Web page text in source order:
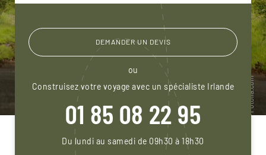
DEMANDER UN DEVIS
ou
Construisez votre voyage avec un spécialiste Irlande
01 85 08 22 95
Du lundi au samedi de 09h30 à 18h30